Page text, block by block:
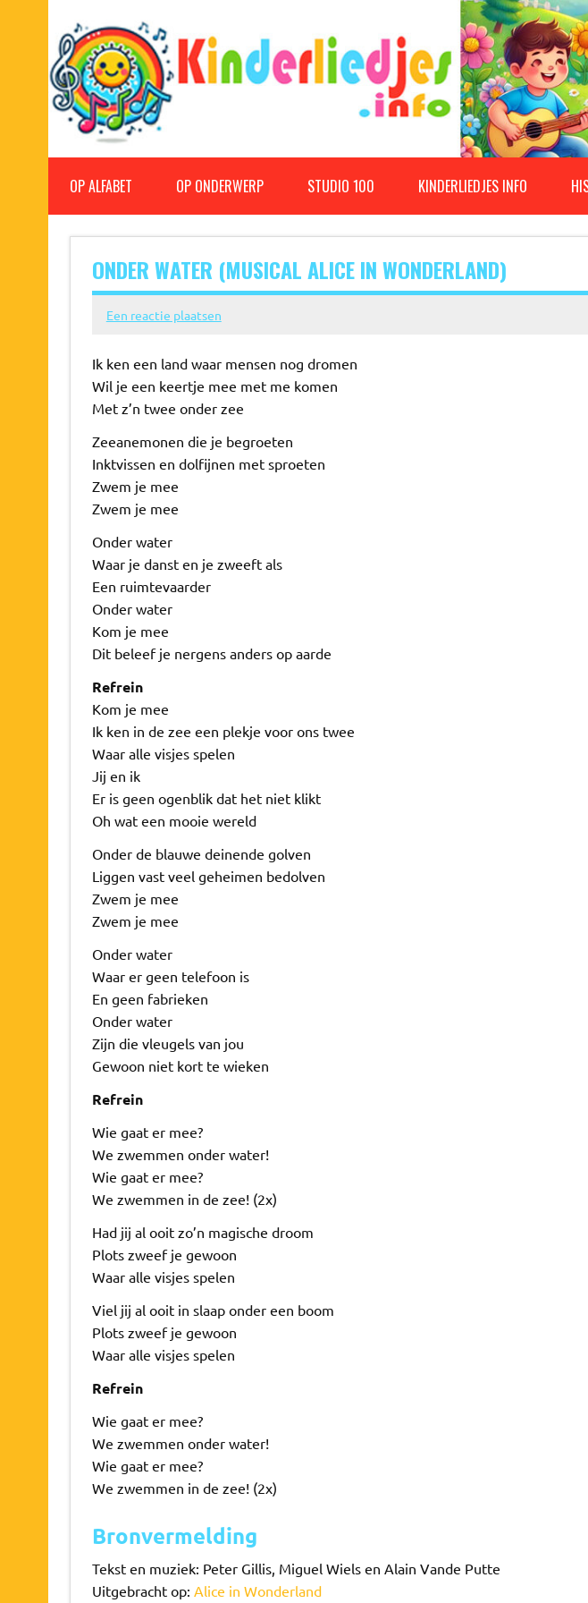
Kinderliedjes
OP ALFABET OP ONDERWERP STUDIO 100 KINDERLIEDJES INFO
ONDER WATER (MUSICAL ALICE IN WONDERLAND)
Een reactie plaatsen
Ik ken een land waar mensen nog dromen
Wil je een keertje mee met me komen
Met z’n twee onder zee
Zeeanemonen die je begroeten
Inktvissen en dolfijnen met sproeten
Zwem je mee
Zwem je mee
Onder water
Waar je danst en je zweeft als
Een ruimtevaarder
Onder water
Kom je mee
Dit beleef je nergens anders op aarde
Refrein
Kom je mee
Ik ken in de zee een plekje voor ons twee
Waar alle visjes spelen
Jij en ik
Er is geen ogenblik dat het niet klikt
Oh wat een mooie wereld
Onder de blauwe deinende golven
Liggen vast veel geheimen bedolven
Zwem je mee
Zwem je mee
Onder water
Waar er geen telefoon is
En geen fabrieken
Onder water
Zijn die vleugels van jou
Gewoon niet kort te wieken
Refrein
Wie gaat er mee?
We zwemmen onder water!
Wie gaat er mee?
We zwemmen in de zee! (2x)
Had jij al ooit zo’n magische droom
Plots zweef je gewoon
Waar alle visjes spelen
Viel jij al ooit in slaap onder een boom
Plots zweef je gewoon
Waar alle visjes spelen
Refrein
Wie gaat er mee?
We zwemmen onder water!
Wie gaat er mee?
We zwemmen in de zee! (2x)
Bronvermelding
Tekst en muziek: Peter Gillis, Miguel Wiels en Alain Vande Putte
Uitgebracht op: Alice in Wonderland